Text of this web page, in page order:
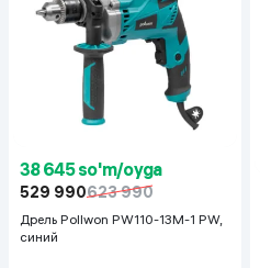
38 645 so'm/oyga
529 990623 990
Дрель Pollwon PW110-13M-1 PW,
синий